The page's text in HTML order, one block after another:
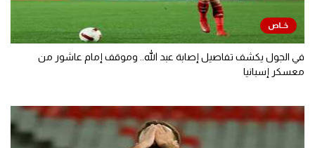
في الجول يكشف تفاصيل إصابة عبد الله.. وموقف إمام عاشور من
معسكر إسبانيا